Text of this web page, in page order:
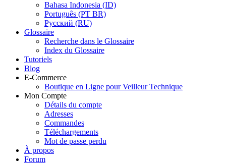
Bahasa Indonesia (ID)
Português (PT BR)
Pусский (RU)
Glossaire
Recherche dans le Glossaire
Index du Glossaire
Tutoriels
Blog
E-Commerce
Boutique en Ligne pour Veilleur Technique
Mon Compte
Détails du compte
Adresses
Commandes
Téléchargements
Mot de passe perdu
À propos
Forum